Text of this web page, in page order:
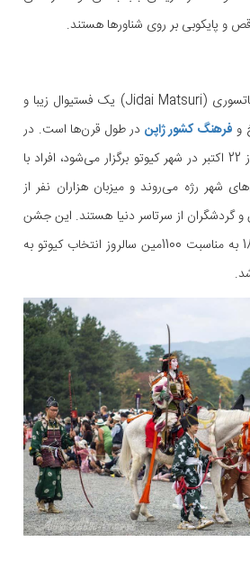
و پایکوبی بر روی شناورها هستند.
فیستیوال دیدنی جیدای ماتسوری (Jidai Matsuri) یک فستیوال زیبا و
و فرهنگ کشور ژاپن در طول قرن‌ها است. در
این جشن که سالانه در روز 22 اکتبر در شهر کیوتو برگزار می‌شود، افراد با
شهر رژه می‌روند و میزبان هزاران نفر از
و گردشگران از سرتاسر دنیا هستند. این جشن
برای اولین بار در سال 1895 به مناسبت 1100مین سالروز انتخاب کیوتو به